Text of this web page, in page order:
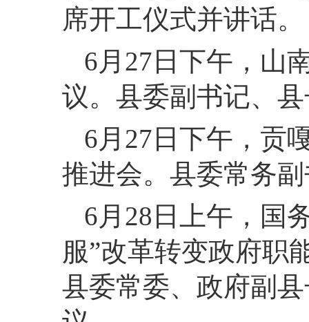
席开工仪式并讲话。
6月27日下午，山
议。县委副书记、
6月27日下午，贡
推进会。县委常务
6月28日上午，国
服”改革转变政府职
县委常委、政府副